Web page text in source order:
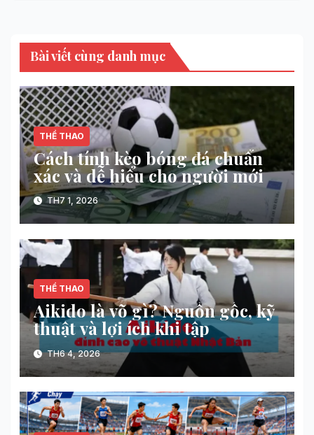
Bài viết cùng danh mục
THỂ THAO
Cách tính kèo bóng đá chuẩn
xác và dễ hiểu cho người mới
TH7 1, 2026
THỂ THAO
Aikido là võ gì? Nguồn gốc, kỹ
thuật và lợi ích khi tập
TH6 4, 2026